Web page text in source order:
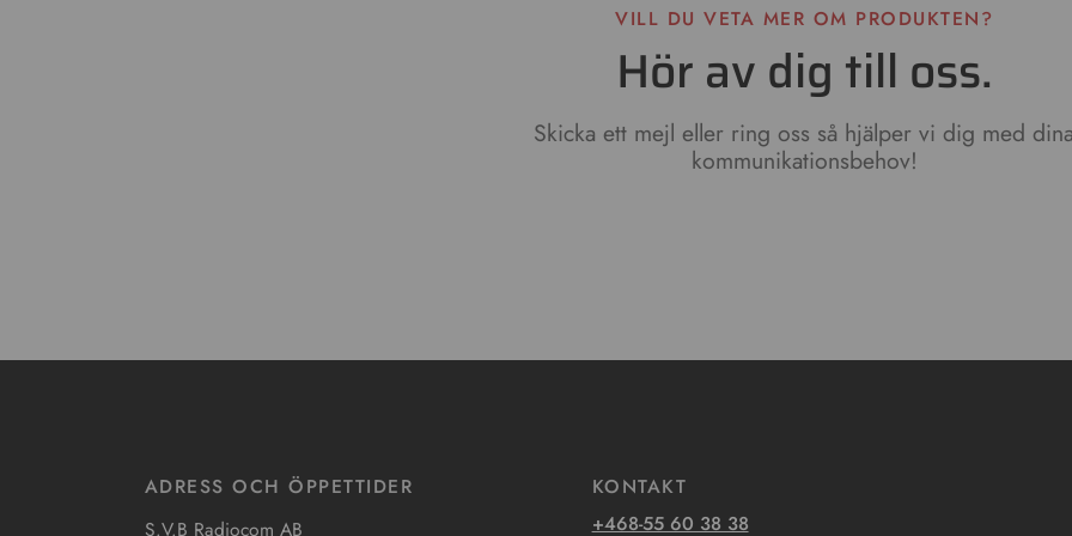
VILL DU VETA MER OM PRODUKTEN?
Hör av dig till oss.
Skicka ett mejl eller ring oss så hjälper vi dig med
kommunikationsbehov!
ADRESS OCH ÖPPETTIDER
S.V.B Radiocom AB
KONTAKT
+468-55 60 38 38